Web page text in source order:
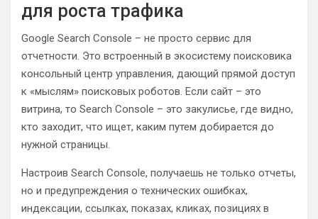
для роста трафика
Google Search Console – не просто сервис для
отчетности. Это встроенный в экосистему поисковика
консольный центр управления, дающий прямой доступ
к «мыслям» поисковых роботов. Если сайт – это
витрина, то Search Console – это закулисье, где видно,
кто заходит, что ищет, каким путем добирается до
нужной страницы.
Настроив Search Console, получаешь не только отчеты,
но и предупреждения о технических ошибках,
индексации, ссылках, показах, кликах, позициях в